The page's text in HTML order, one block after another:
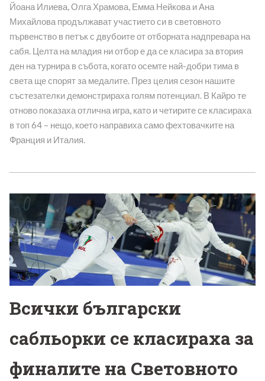
Йоана Илиева, Олга Храмова, Емма Нейкова и Ана
Михайлова продължават участието си в световното
първенство в петък с двубоите от отборната надпревара на
сабя. Целта на младия ни отбор е да се класира за втория
ден на турнира в събота, когато осемте най-добри тима в
света ще спорят за медалите. През целия сезон нашите
състезателки демонстрираха голям потенциал. В Кайро те
отново показаха отлична игра, като и четирите се класираха
в топ 64 – нещо, което направиха само фехтовачките на
Франция и Италия.
Всички български
сабльорки се класираха за
финалите на Световното